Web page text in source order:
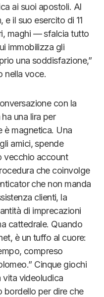
ai suoi apostoli. Al
il suo esercito di 11
maghi — sfalcia tutto
immobilizza gli
una soddisfazione,”
nella voce.
con la
una lira per
è magnetica. Una
amici, spende
vecchio account
che coinvolge
che non manda
clienti, la
di imprecazioni
cattedrale. Quando
è un tuffo al cuore:
compreso
Cinque giochi
vita videoludica
bordello per dire che